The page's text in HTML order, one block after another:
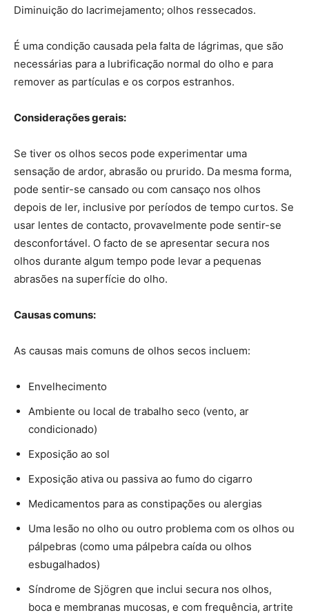
Diminuição do lacrimejamento; olhos ressecados.
É uma condição causada pela falta de lágrimas, que são
necessárias para a lubrificação normal do olho e para
remover as partículas e os corpos estranhos.
Considerações gerais:
Se tiver os olhos secos pode experimentar uma
sensação de ardor, abrasão ou prurido. Da mesma forma,
pode sentir-se cansado ou com cansaço nos olhos
depois de ler, inclusive por períodos de tempo curtos. Se
usar lentes de contacto, provavelmente pode sentir-se
desconfortável. O facto de se apresentar secura nos
olhos durante algum tempo pode levar a pequenas
abrasões na superfície do olho.
Causas comuns:
As causas mais comuns de olhos secos incluem:
Envelhecimento
Ambiente ou local de trabalho seco (vento, ar
condicionado)
Exposição ao sol
Exposição ativa ou passiva ao fumo do cigarro
Medicamentos para as constipações ou alergias
Uma lesão no olho ou outro problema com os olhos ou
pálpebras (como uma pálpebra caída ou olhos
esbugalhados)
Síndrome de Sjögren que inclui secura nos olhos,
boca e membranas mucosas, e com frequência, artrite